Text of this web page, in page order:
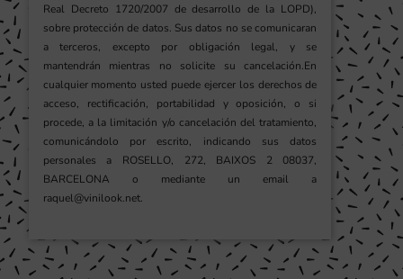
Real Decreto 1720/2007 de desarrollo de la LOPD),
sobre protección de datos. Sus datos no se comunicaran
a terceros, excepto por obligación legal, y se
mantendrán mientras no solicite su cancelación.En
cualquier momento usted puede ejercer los derechos de
acceso, rectificación, portabilidad y oposición, o si
procede, a la limitación y/o cancelación del tratamiento,
comunicándolo por escrito, indicando sus datos
personales a ROSELLO, 272, BAIXOS 2 08037,
BARCELONA o mediante un email a
raquel@vinilook.net.